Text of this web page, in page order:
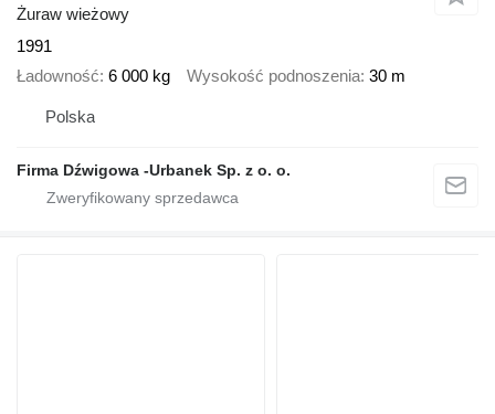
Żuraw wieżowy
1991
Ładowność 6 000 kg Wysokość podnoszenia 30 m
Polska
Firma Dźwigowa -Urbanek Sp. z o. o.